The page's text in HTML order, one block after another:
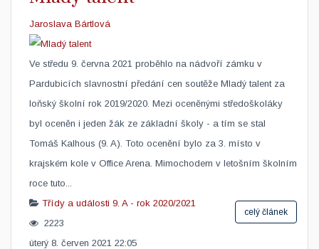
Jaroslava Bártlová
Ve středu 9. června 2021 proběhlo na nádvoří zámku v
Pardubicích slavnostní předání cen soutěže Mladý talent za
loňský školní rok 2019/2020. Mezi oceněnými středoškoláky
byl oceněn i jeden žák ze základní školy - a tím se stal
Tomáš Kalhous (9. A). Toto ocenění bylo za 3. místo v
krajském kole v Office Arena. Mimochodem v letošním školním
roce tuto...
celý článek
Třídy a události 9. A - rok 2020/2021
2223
úterý 8. červen 2021 22:05